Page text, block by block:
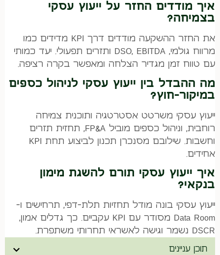
תוכן עניינים
איך מודדים החזר על ייעוץ עסקי
בצמיחה?
את החזר ההשקעה מודדים דרך KPI מדידים כמו
מרווח גולמי, DSO, EBITDA ותזרים תפעולי. יעד כמותי
עם טווח זמן מגדיר הצלחה ומאפשר בקרה רציפה.
מה ההבדל בין ייעוץ עסקי לניהול כספים
במיקור-חוץ?
ייעוץ עסקי משרטט אסטרטגיה ותוכנית צמיחה
רוחבית, וניהול כספים מוביל FP&A, תחזית תזרים
וחשבות. שילובם מסנכרן תכנון לביצוע תחת KPI
אחידים.
איך ייעוץ עסקי תורם להשגת מימון
בנקאי?
ייעוץ עסקי בונה מודל תחזיות תלת-דפי, תרחישים ו-
Data Room מסודר עם KPI עקביים. כך גדלים אמון,
DSCR נשמר וגישה לאשראי תחרותי משתפרת.